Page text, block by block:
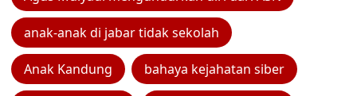
anak-anak di jabar tidak sekolah
Anak Kandung bahaya kejahatan siber